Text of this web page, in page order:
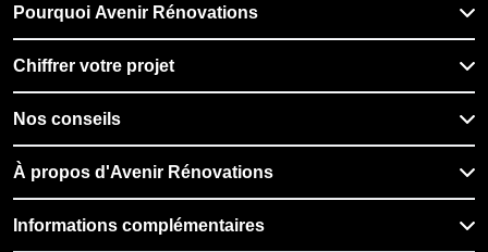
Pourquoi Avenir Rénovations
Chiffrer votre projet
Nos conseils
À propos d'Avenir Rénovations
Informations complémentaires